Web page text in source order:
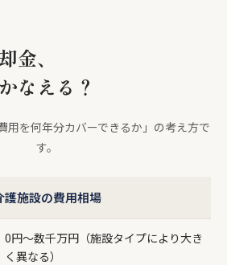
金、
なえる？
用を何年分カバーできるか」の考え方で
す。
護施設の費用相場
0円〜数千万円（施設タイプにより大き
く異なる）